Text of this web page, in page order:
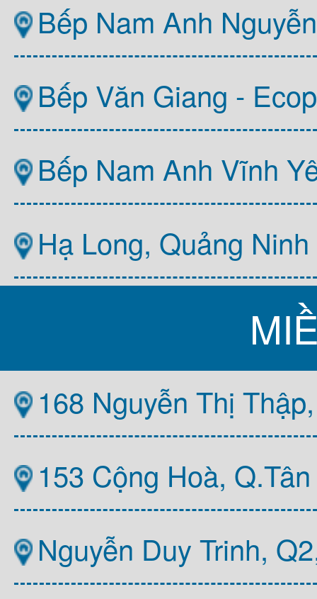
Bếp Nam Anh
Bếp Văn Giang -
Bếp Nam Anh Vĩnh
Hạ Long, Quảng Ninh
168 Nguyễn Thị
153 Cộng Hoà,
Nguyễn Duy Trinh,